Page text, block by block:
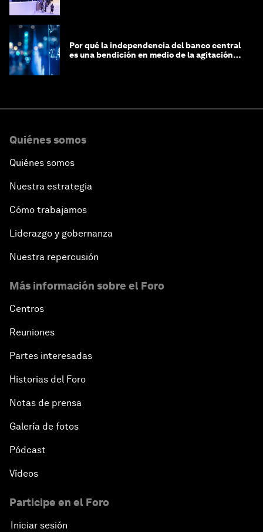
Por qué la independencia del banco central
es una bendición en medio de la agitación
Quiénes somos
Quiénes somos
Nuestra estrategia
Cómo trabajamos
Liderazgo y gobernanza
Nuestra repercusión
Más información sobre el Foro
Centros
Reuniones
Partes interesadas
Historias del Foro
Notas de prensa
Galería de fotos
Pódcast
Vídeos
Participe en el Foro
Iniciar sesión